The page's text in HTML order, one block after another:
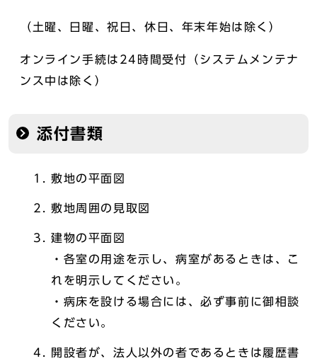
（土曜、日曜、祝日、休日、年末年始は除く）
オンライン手続は24時間受付（システムメンテナ
ンス中は除く）
添付書類
敷地の平面図
敷地周囲の見取図
建物の平面図
・各室の用途を示し、病室があるときは、こ
れを明示してください。
・病床を設ける場合には、必ず事前に御相談
ください。
開設者が、法人以外の者であるときは履歴書